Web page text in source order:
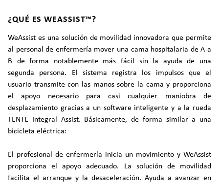
¿QUÉ ES WEASSIST™?
WeAssist es una solución de movilidad innovadora que permite
al personal de enfermería mover una cama hospitalaria de A a
B de forma notablemente más fácil sin la ayuda de una
segunda persona. El sistema registra los impulsos que el
usuario transmite con las manos sobre la cama y proporciona
el apoyo necesario para casi cualquier maniobra de
desplazamiento gracias a un software inteligente y a la rueda
TENTE Integral Assist. Básicamente, de forma similar a una
bicicleta eléctrica:
El profesional de enfermería inicia un movimiento y WeAssist
proporciona el apoyo adecuado. La solución de movilidad
facilita el arranque y la desaceleración. Ayuda a avanzar en